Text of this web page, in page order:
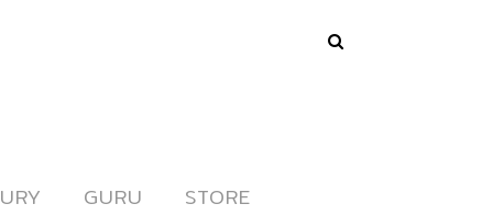
GURU
GURU STORE
STORE